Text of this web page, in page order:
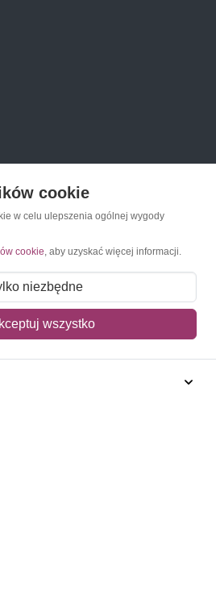
cookie
w celu ulepszenia ogólnej wygody
cookie, aby uzyskać więcej informacji.
niezbędne
wszystko